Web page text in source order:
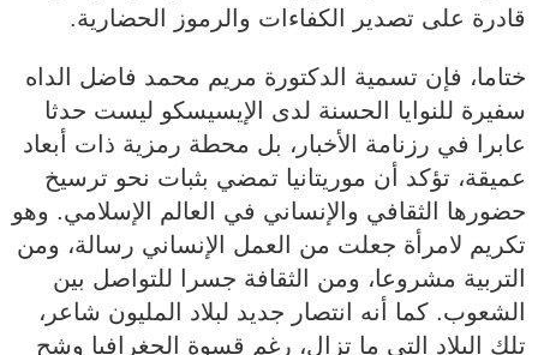
قادرة على تصدير الكفاءات والرموز الحضارية.
ختاما، فإن تسمية الدكتورة مريم محمد فاضل الداه
سفيرة للنوايا الحسنة لدى الإيسيسكو ليست حدثا
عابرا في رزنامة الأخبار، بل محطة رمزية ذات أبعاد
عميقة، تؤكد أن موريتانيا تمضي بثبات نحو ترسيخ
حضورها الثقافي والإنساني في العالم الإسلامي. وهو
تكريم لامرأة جعلت من العمل الإنساني رسالة، ومن
التربية مشروعا، ومن الثقافة جسرا للتواصل بين
الشعوب. كما أنه انتصار جديد لبلاد المليون شاعر،
تلك البلاد التي ما تزال، رغم قسوة الجغرافيا وشح